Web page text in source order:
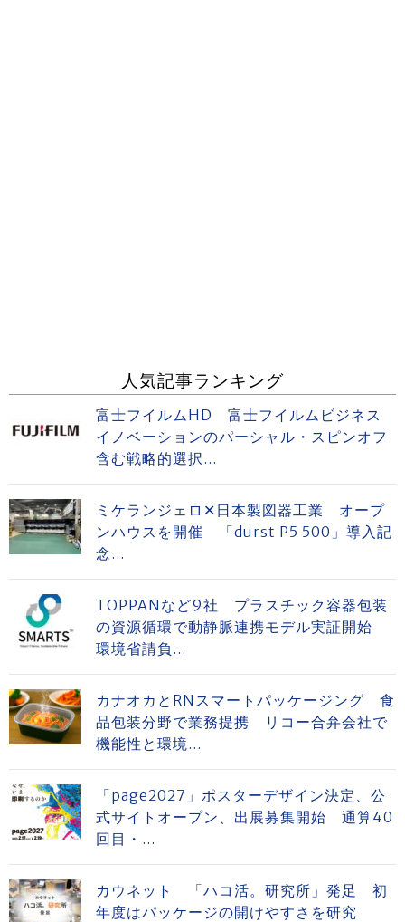
人気記事ランキング
富士フイルムHD 富士フイルムビジネス
イノベーションのパーシャル・スピンオフ
含む戦略的選択...
ミケランジェロ✕日本製図器工業 オープ
ンハウスを開催 「durst P5 500」導入記
念...
TOPPANなど9社 プラスチック容器包装
の資源循環で動静脈連携モデル実証開始
環境省請負...
カナオカとRNスマートパッケージング 食
品包装分野で業務提携 リコー合弁会社で
機能性と環境...
「page2027」ポスターデザイン決定、公
式サイトオープン、出展募集開始 通算40
回目・...
カウネット 「ハコ活。研究所」発足 初
年度はパッケージの開けやすさを研究